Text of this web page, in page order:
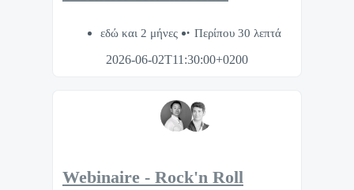
εδώ και 2 μήνες
Περίπου 30 λεπτά
2026-06-02T11:30:00+0200
Webinaire - Rock'n Roll